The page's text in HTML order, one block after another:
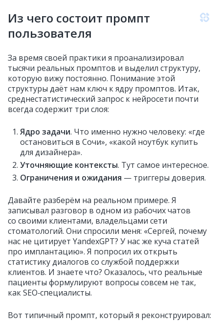
Из чего состоит промпт
пользователя
За время своей практики я проанализировал
тысячи реальных промптов и выделил структуру,
которую вижу постоянно. Понимание этой
структуры даёт нам ключ к ядру промптов. Итак,
среднестатистический запрос к нейросети почти
всегда содержит три слоя:
Ядро задачи. Что именно нужно человеку: «где
остановиться в Сочи», «какой ноутбук купить
для дизайнера».
Уточняющие контексты. Тут самое интересное.
Ограничения и ожидания — триггеры доверия.
Давайте разберём на реальном примере. Я
записывал разговор в одном из рабочих чатов
со своими клиентами, владельцами сети
стоматологий. Они спросили меня: «Сергей, почему
нас не цитирует YandexGPT? У нас же куча статей
про имплантацию». Я попросил их открыть
статистику диалогов со службой поддержки
клиентов. И знаете что? Оказалось, что реальные
пациенты формулируют вопросы совсем не так,
как SEO‑специалисты.
Вот типичный промпт, который я реконструировал: